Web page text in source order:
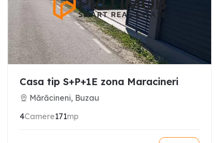
Casa tip S+P+1E zona Maracineri
Mărăcineni, Buzau
4Camere171mp